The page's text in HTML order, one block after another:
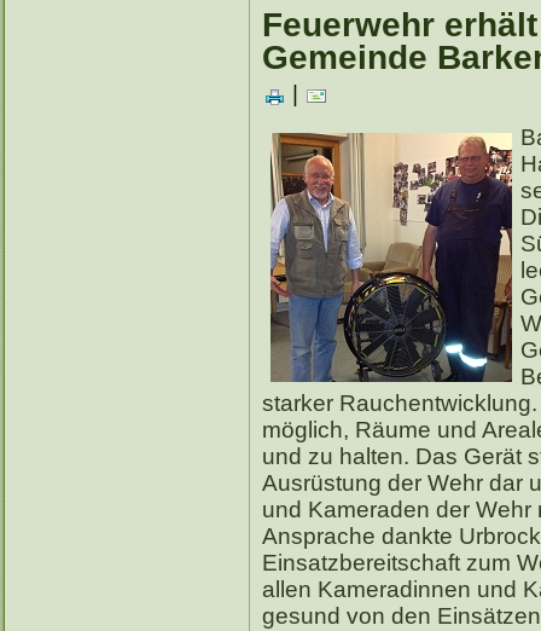
Feuerwehr
Gemeinde
|
starker
möglich, Räume und
und zu halten. Das Gerät
Ausrüstung der Wehr dar
und Kameraden der
Ansprache dankte
Einsatzbereitschaft zum
allen Kameradinnen und
gesund von den